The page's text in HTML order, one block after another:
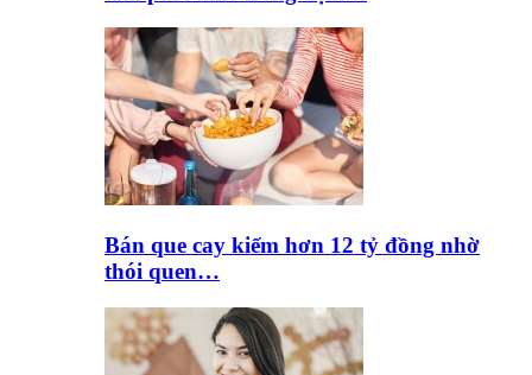
Bán que cay kiếm hơn 12 tỷ đồng nhờ
thói quen…